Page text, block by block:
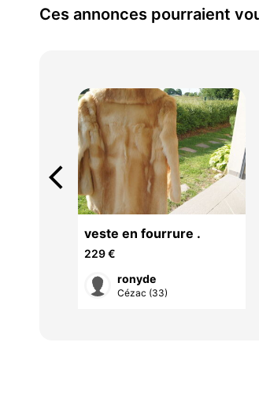
Ces annonces pourraient
veste en fourrure .
229 €
ronyde
Cézac (33)
arrow_back_ios